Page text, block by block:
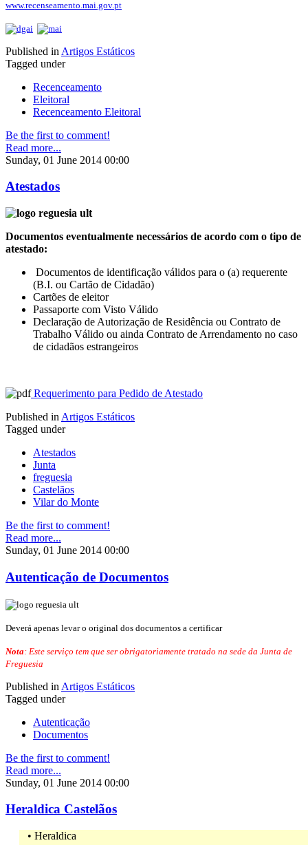
www.recenseamento.mai.gov.pt
Published in Artigos Estáticos
Tagged under
Recenceamento
Eleitoral
Recenceamento Eleitoral
Be the first to comment!
Read more...
Sunday, 01 June 2014 00:00
Atestados
Documentos eventualmente necessários de acordo com o tipo de
atestado:
Documentos de identificação válidos para o (a) requerente
(B.I. ou Cartão de Cidadão)
Cartões de eleitor
Passaporte com Visto Válido
Declaração de Autorização de Residência ou Contrato de
Trabalho Válido ou ainda Contrato de Arrendamento no caso
de cidadãos estrangeiros
Requerimento para Pedido de Atestado
Published in Artigos Estáticos
Tagged under
Atestados
Junta
freguesia
Castelãos
Vilar do Monte
Be the first to comment!
Read more...
Sunday, 01 June 2014 00:00
Autenticação de Documentos
Deverá apenas levar o original dos documentos a certificar
Nota: Este serviço tem que ser obrigatoriamente tratado na sede da Junta de
Freguesia
Published in Artigos Estáticos
Tagged under
Autenticação
Documentos
Be the first to comment!
Read more...
Sunday, 01 June 2014 00:00
Heraldica Castelãos
• Heraldica